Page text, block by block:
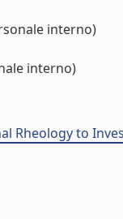
interno)
interno)
Rheology to